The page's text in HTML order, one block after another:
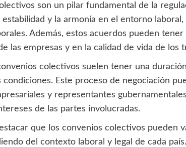
son un pilar fundamental de la
y la armonía en el entorno
Además, estos acuerdos pueden
las empresas y en la calidad de vida de los
colectivos suelen tener una
condiciones. Este proceso de negociación
y representantes
de las partes involucradas.
que los convenios colectivos pueden
del contexto laboral y legal de cada